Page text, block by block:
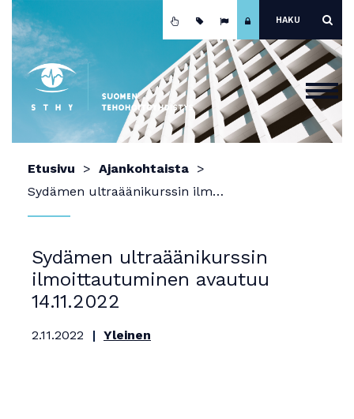
Ajankohtaista
Yhdistys
Koulutus
Jäsenyys
Mainokset ja näyttely
Teho-osastot
Etusivu
Ajankohtaista
Sydämen ultraäänikurssin ilmoittautuminen avautuu 14.11.2022
Sydämen ultraäänikurssin
ilmoittautuminen avautuu
14.11.2022
2.11.2022 Yleinen